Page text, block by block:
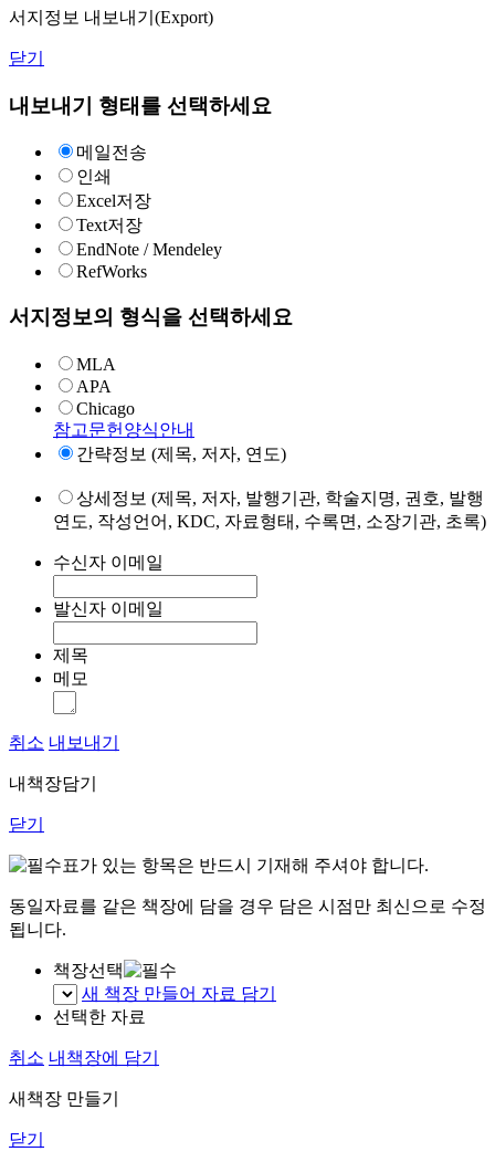
서지정보 내보내기(Export)
닫기
내보내기 형태를 선택하세요
메일전송
인쇄
Excel저장
Text저장
EndNote / Mendeley
RefWorks
서지정보의 형식을 선택하세요
MLA
APA
Chicago
참고문헌양식안내
간략정보 (제목, 저자, 연도)
상세정보 (제목, 저자, 발행기관, 학술지명, 권호, 발행
연도, 작성언어, KDC, 자료형태, 수록면, 소장기관, 초록)
수신자 이메일
발신자 이메일
제목
메모
취소 내보내기
내책장담기
닫기
표가 있는 항목은 반드시 기재해 주셔야 합니다.
동일자료를 같은 책장에 담을 경우 담은 시점만 최신으로 수정
됩니다.
책장선택
새 책장 만들어 자료 담기
선택한 자료
취소 내책장에 담기
새책장 만들기
닫기